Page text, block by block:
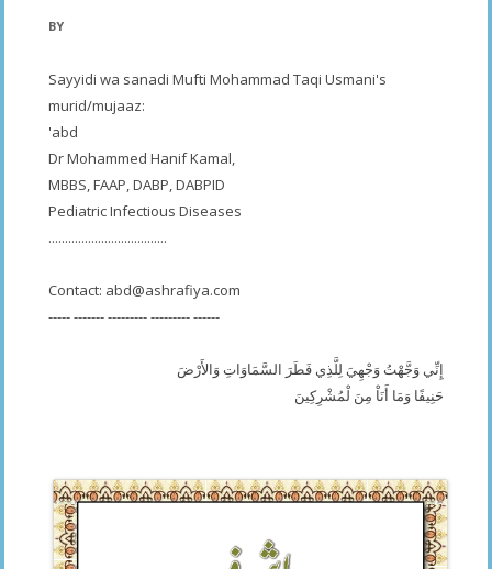
BY
Sayyidi wa sanadi Mufti Mohammad Taqi Usmani's
murid/mujaaz:
'abd
Dr Mohammed Hanif Kamal,
MBBS, FAAP, DABP, DABPID
Pediatric Infectious Diseases
....................................
Contact: abd@ashrafiya.com
----- ------- --------- --------- ------
إِنِّي وَجَّهْتُ وَجْهِيَ لِلَّذِي فَطَرَ السَّمَاوَاتِ وَالأَرْضَ
حَنِيفًا وَمَا أَنَاْ مِنَ لْمُشْرِكِينَ